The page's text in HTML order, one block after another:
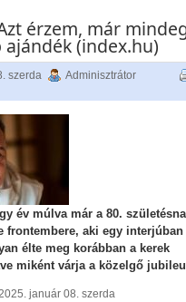
érzem, már
(index.hu)
szerda Adminisztrátor
év múlva már a 80.
frontembere, aki egy interjúban
élte meg korábban a kerek
miként várja a közelgő
január 08. szerda